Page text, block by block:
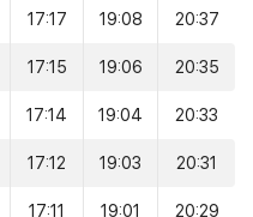
17:17 19:08 20:37
17:15 19:06 20:35
17:14 19:04 20:33
17:12 19:03 20:31
17:11 19:01 20:29